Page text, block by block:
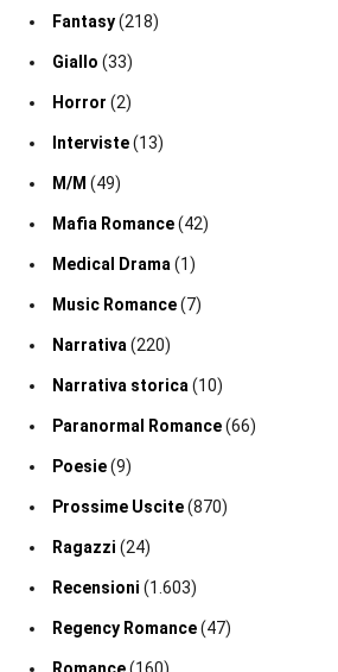
Fantasy(218)
Giallo (33)
Horror (2)
Interviste(13)
M/M (49)
Mafia Romance(42)
Medical Drama (1)
Music Romance(7)
Narrativa (220)
Narrativa storica (10)
Paranormal Romance(66)
Poesie(9)
Prossime Uscite(870)
Ragazzi (24)
Recensioni (1.603)
Regency Romance(47)
Romance(160)